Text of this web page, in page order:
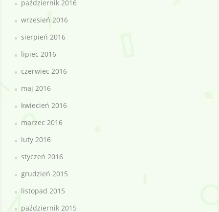
październik 2016
wrzesień 2016
sierpień 2016
lipiec 2016
czerwiec 2016
maj 2016
kwiecień 2016
marzec 2016
luty 2016
styczeń 2016
grudzień 2015
listopad 2015
październik 2015